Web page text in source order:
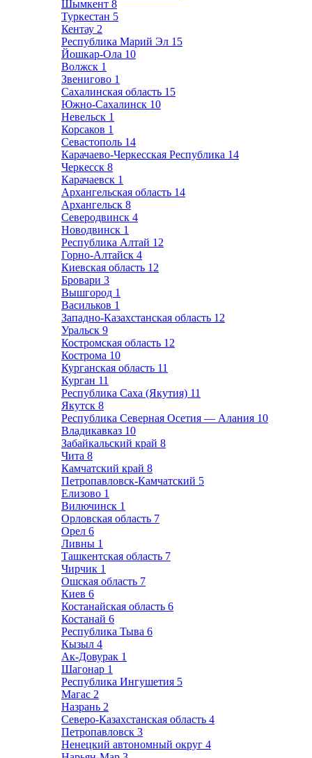
Шымкент 8
Туркестан 5
Кентау 2
Республика Марий Эл 15
Йошкар-Ола 10
Волжск 1
Звенигово 1
Сахалинская область 15
Южно-Сахалинск 10
Невельск 1
Корсаков 1
Севастополь 14
Карачаево-Черкесская Республика 14
Черкесск 8
Карачаевск 1
Архангельская область 14
Архангельск 8
Северодвинск 4
Новодвинск 1
Республика Алтай 12
Горно-Алтайск 4
Киевская область 12
Бровари 3
Вышгород 1
Васильков 1
Западно-Казахстанская область 12
Уральск 9
Костромская область 12
Кострома 10
Курганская область 11
Курган 11
Республика Саха (Якутия) 11
Якутск 8
Республика Северная Осетия — Алания 10
Владикавказ 10
Забайкальский край 8
Чита 8
Камчатский край 8
Петропавловск-Камчатский 5
Елизово 1
Вилючинск 1
Орловская область 7
Орел 6
Ливны 1
Ташкентская область 7
Чирчик 1
Ошская область 7
Киев 6
Костанайская область 6
Костанай 6
Республика Тыва 6
Кызыл 4
Ак-Довурак 1
Шагонар 1
Республика Ингушетия 5
Магас 2
Назрань 2
Северо-Казахстанская область 4
Петропавловск 3
Ненецкий автономный округ 4